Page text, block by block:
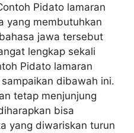
Pidato lamaran
yang membutuhkan
jawa tersebut
lengkap sekali
Pidato lamaran
dibawah ini.
tetap menjunjung
bisa
yang diwariskan turun